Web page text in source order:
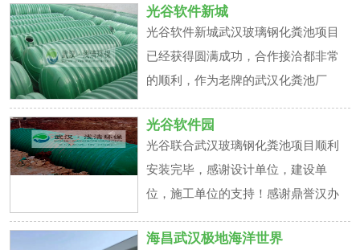
项目负责人对于所购武汉玻璃钢化粪
池产品质量和安装效果都非常满意，
已经达成了长期合作的意向
光谷软件新城
光谷软件新城武汉玻璃钢化粪池项目
已经获得圆满成功，合作接洽都非常
的顺利，作为老牌的武汉化粪池厂
还是非常有信心的。
光谷软件园
光谷联合武汉玻璃钢化粪池项目顺利
安装完毕，感谢设计单位，建设单
位，施工单位的支持！感谢鼎誉汉办
傅们的配合！
海昌武汉极地海洋世界